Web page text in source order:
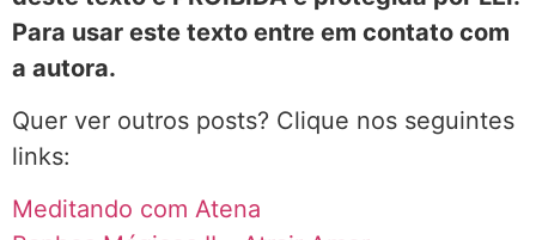
Para usar este texto entre em contato com
a autora.
Quer ver outros posts? Clique nos seguintes
links:
Meditando com Atena